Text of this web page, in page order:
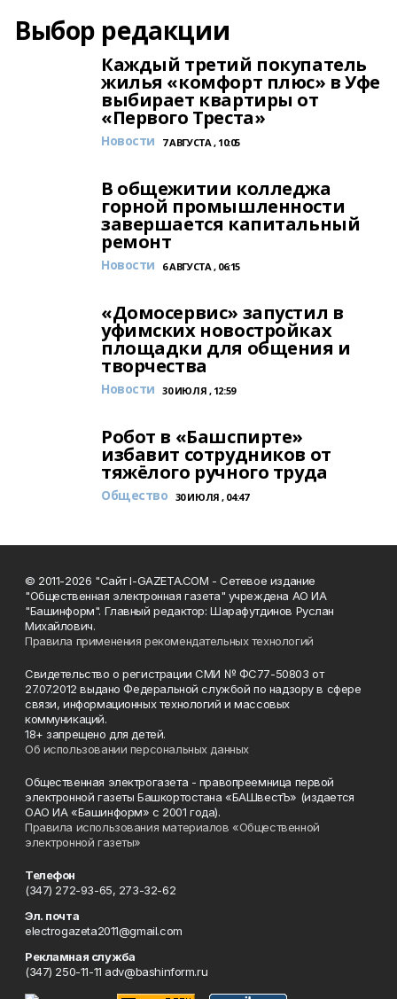
Выбор редакции
Каждый третий покупатель
жилья «комфорт плюс» в Уфе
выбирает квартиры от
«Первого Треста»
Новости 7 АВГУСТА , 10:05
В общежитии колледжа
горной промышленности
завершается капитальный
ремонт
Новости 6 АВГУСТА , 06:15
«Домосервис» запустил в
уфимских новостройках
площадки для общения и
творчества
Новости 30 ИЮЛЯ , 12:59
Робот в «Башспирте»
избавит сотрудников от
тяжёлого ручного труда
Общество 30 ИЮЛЯ , 04:47
© 2011-2026 "Сайт I-GAZETA.COM - Сетевое издание
"Общественная электронная газета" учреждена АО ИА
"Башинформ". Главный редактор: Шарафутдинов Руслан
Михайлович.
Правила применения рекомендательных технологий
Свидетельство о регистрации СМИ № ФС77-50803 от
27.07.2012 выдано Федеральной службой по надзору в сфере
связи, информационных технологий и массовых
коммуникаций.
18+ запрещено для детей.
Об использовании персональных данных
Общественная электрогазета - правопреемница первой
электронной газеты Башкортостана «БАШвестЪ» (издается
ОАО ИА «Башинформ» с 2001 года).
Правила использования материалов «Общественной
электронной газеты»
Телефон
(347) 272-93-65, 273-32-62
Эл. почта
electrogazeta2011@gmail.com
Рекламная служба
(347) 250-11-11 adv@bashinform.ru